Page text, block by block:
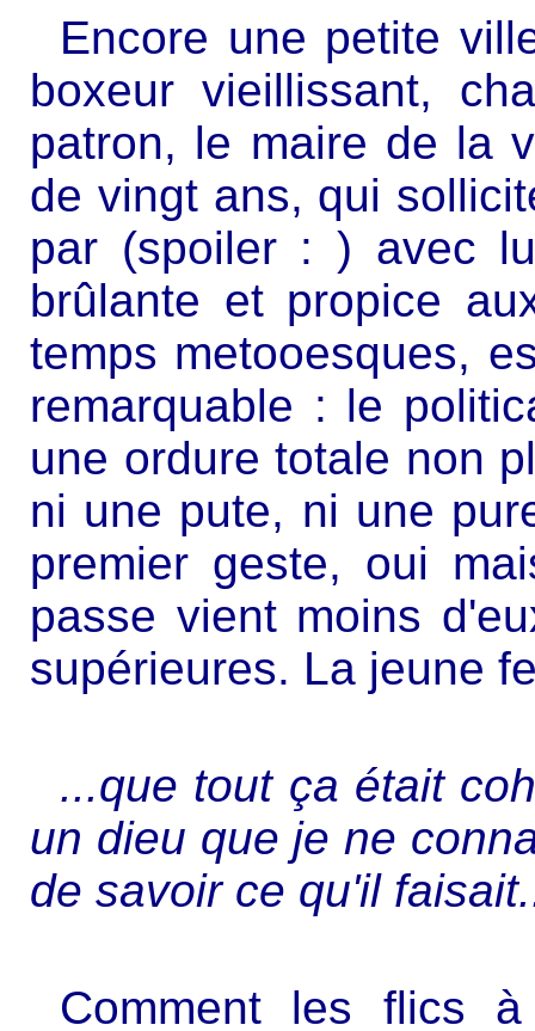
Encore une petite
boxeur vieillissant,
patron, le maire de la
de vingt ans, qui
par (spoiler : ) avec
brûlante et propice
temps metooesques,
remarquable : le
une ordure totale non
ni une pute, ni une
premier geste, oui
passe vient moins
supérieures. La jeune
...que tout ça était
un dieu que je ne
de savoir ce qu'il
Comment les flics